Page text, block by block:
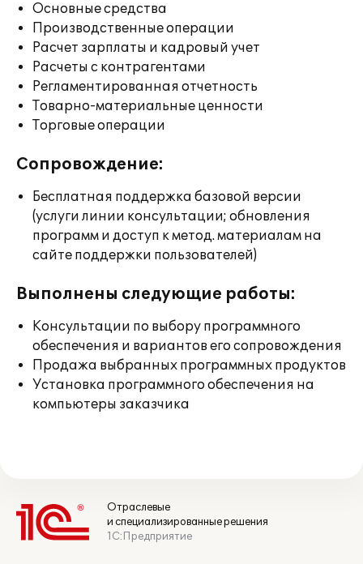
Основные средства
Производственные операции
Расчет зарплаты и кадровый учет
Расчеты с контрагентами
Регламентированная отчетность
Товарно-материальные ценности
Торговые операции
Сопровождение:
Бесплатная поддержка базовой версии
(услуги линии консультации; обновления
программ и доступ к метод. материалам на
сайте поддержки пользователей)
Выполнены следующие работы:
Консультации по выбору программного
обеспечения и вариантов его сопровождения
Продажа выбранных программных продуктов
Установка программного обеспечения на
компьютеры заказчика
Отраслевые
и специализированные решения
1С:Предприятие